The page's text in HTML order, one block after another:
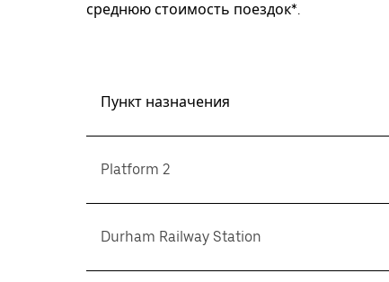
среднюю стоимость поездок*.
Пункт назначения
Platform 2
Durham Railway Station